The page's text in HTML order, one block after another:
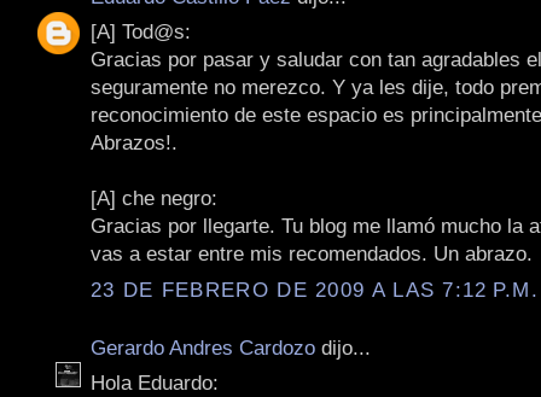
[A] Tod@s:
Gracias por pasar y saludar con tan agradables
seguramente no merezco. Y ya les dije, todo
reconocimiento de este espacio es
Abrazos!.
[A] che negro:
Gracias por llegarte. Tu blog me llamó mucho la
vas a estar entre mis recomendados. Un abrazo.
23 DE FEBRERO DE 2009 A LAS 7:12 P.M.
Gerardo Andres Cardozo dijo...
Hola Eduardo: